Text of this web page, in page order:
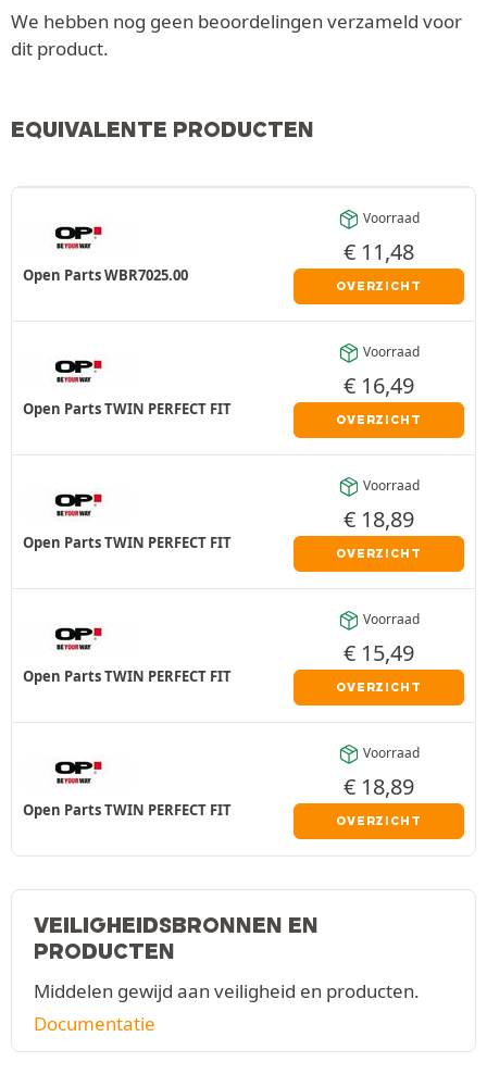
We hebben nog geen beoordelingen verzameld voor
dit product.
EQUIVALENTE PRODUCTEN
Open Parts WBR7025.00
Voorraad
€ 11,48
OVERZICHT
Open Parts TWIN PERFECT FIT
Voorraad
€ 16,49
OVERZICHT
Open Parts TWIN PERFECT FIT
Voorraad
€ 18,89
OVERZICHT
Open Parts TWIN PERFECT FIT
Voorraad
€ 15,49
OVERZICHT
Open Parts TWIN PERFECT FIT
Voorraad
€ 18,89
OVERZICHT
VEILIGHEIDSBRONNEN EN
PRODUCTEN
Middelen gewijd aan veiligheid en producten.
Documentatie